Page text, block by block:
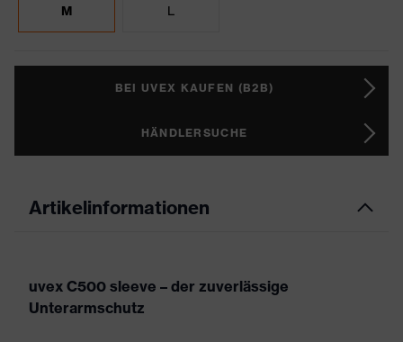
M L
BEI UVEX KAUFEN (B2B)
HÄNDLERSUCHE
Artikelinformationen
uvex C500 sleeve – der zuverlässige
Unterarmschutz